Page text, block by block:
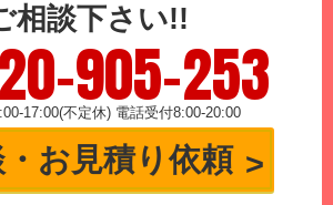
相談下さい!!
905-253
17:00(不定休) 電話受付8:00-20:00
お見積り依頼